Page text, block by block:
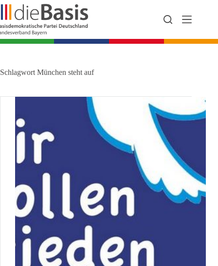
Zum
Inhalt
springen
Schlagwort München steht auf